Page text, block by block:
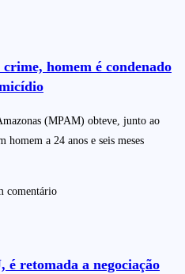
crime, homem é condenado
(MPAM) obteve, junto ao
a 24 anos e seis meses
comentário
é retomada a negociação